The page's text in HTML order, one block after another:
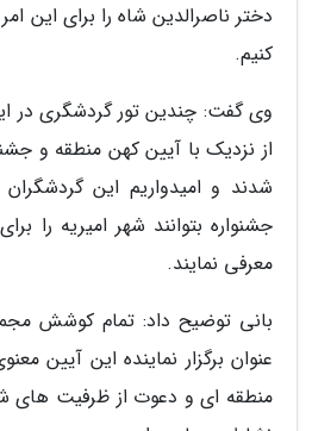
دختر ناصرالدین شاه را برای این
کنیم.
وی گفت: چندین تور گردشگری در
از نزدیک با آیین کهن منطقه و
شدند و امیدواریم این
جشنواره بتوانند شهر امیریه را
معرفی نمایند.
بانی توضیح داد: تمام کوشش
عنوان برگزار نماینده این آیین
منطقه ای و دعوت از ظرفیت های